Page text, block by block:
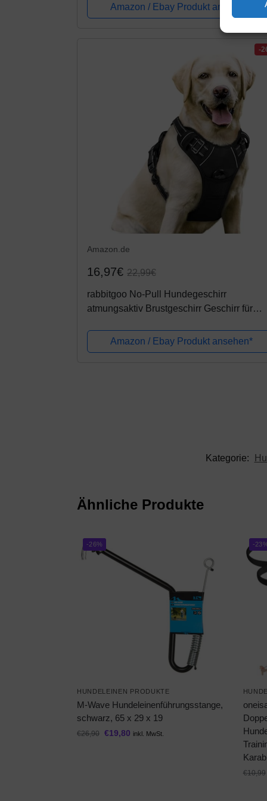
Harness Labrador Welpengeschirr
Amazon / Ebay Produkt ansehen*
-
Amazon.de
16,97€ 22,99€
rabbitgoo No-Pull Hundegeschirr
atmungsaktiv Brustgeschirr Geschirr für
Sichere Führung Einstellbar Weich
L
Amazon / Ebay Produkt ansehen*
Kategorie:
Ähnliche Produkte
-26%
HUNDELEINEN PRODUKTE
M-Wave Hundeleinenführungsstange,
schwarz, 65 x 29 x 19
€26,90 €19,80 inkl. MwSt.
-
€10,99